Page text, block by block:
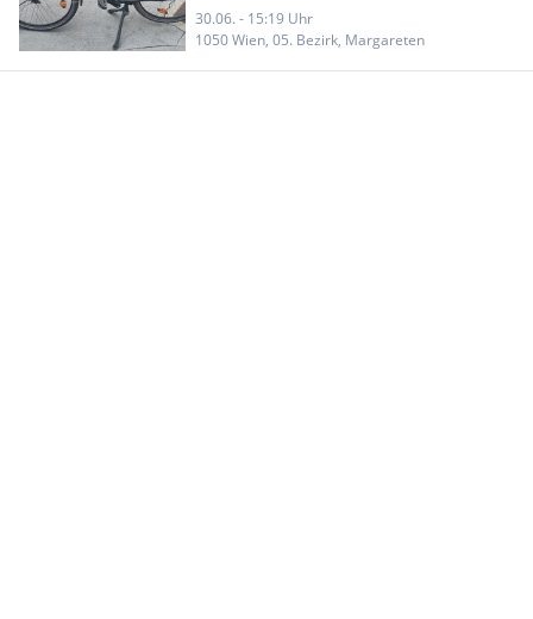
30.06. - 15:19 Uhr
1050 Wien, 05. Bezirk, Margareten